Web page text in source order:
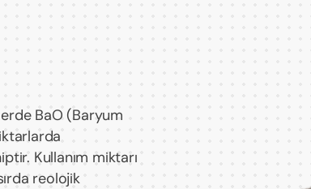
BaO (Baryum
Kullanım miktarı
reolojik